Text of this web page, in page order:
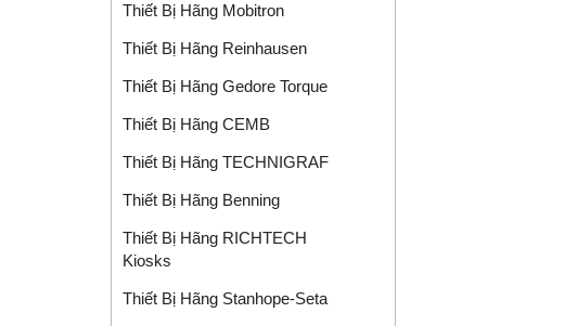
Thiết Bị Hãng Mobitron
Thiết Bị Hãng Reinhausen
Thiết Bị Hãng Gedore Torque
Thiết Bị Hãng CEMB
Thiết Bị Hãng TECHNIGRAF
Thiết Bị Hãng Benning
Thiết Bị Hãng RICHTECH
Kiosks
Thiết Bị Hãng Stanhope-Seta